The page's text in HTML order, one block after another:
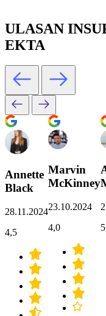
ULASAN
EKTA
Annette
Black
28.11.2024
4,5
Marvin
McKinney
23.10.2024
4,0